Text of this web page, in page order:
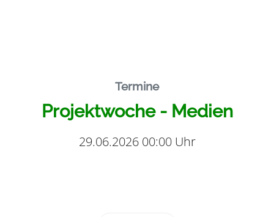
Termine
Projektwoche - Medien
29.06.2026 00:00 Uhr